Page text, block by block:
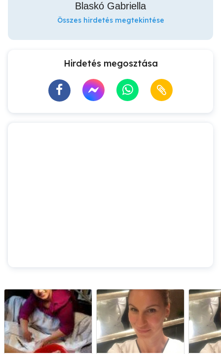
Blaskó Gabriella
Összes hirdetés megtekintése
Hirdetés megosztása